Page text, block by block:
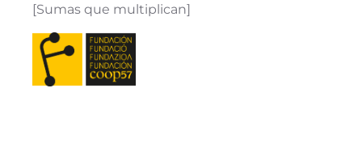
[Sumas que multiplican]